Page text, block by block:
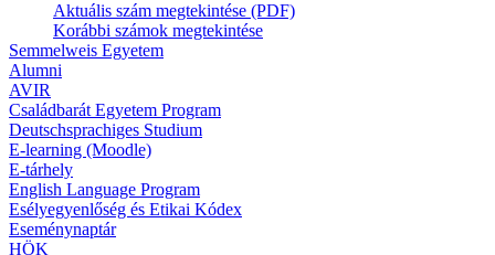
Aktuális szám megtekintése (PDF)
Korábbi számok megtekintése
Semmelweis Egyetem
Alumni
AVIR
Családbarát Egyetem Program
Deutschsprachiges Studium
E-learning (Moodle)
E-tárhely
English Language Program
Esélyegyenlőség és Etikai Kódex
Eseménynaptár
HÖK